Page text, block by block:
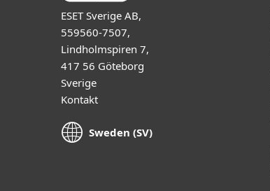
ESET Sverige AB,
559560-7507,
Lindholmspiren 7,
417 56 Göteborg
Sverige
Kontakt
Sweden (SV)